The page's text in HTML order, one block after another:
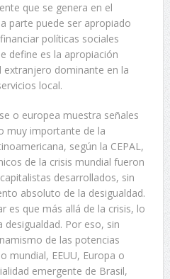
que se genera en el
parte puede ser apropiado
políticas sociales
define es la apropiación
extranjero dominante en la
local.
o europea muestra señales
muy importante de la
según la CEPAL,
de la crisis mundial fueron
desarrollados, sin
absoluto de la desigualdad.
es que más allá de la crisis, lo
desigualdad. Por eso, sin
de las potencias
mundial, EEUU, Europa o
emergente de Brasil,